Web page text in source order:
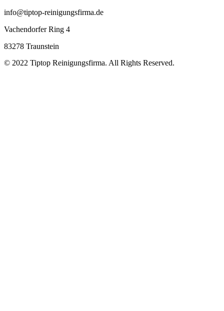
info@tiptop-reinigungsfirma.de
Vachendorfer Ring 4
83278 Traunstein
© 2022 Tiptop Reinigungsfirma. All Rights Reserved.